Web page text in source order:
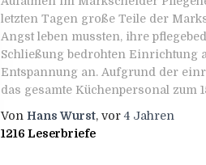
letzten Tagen große Teile der
Angst leben mussten, ihre
Schließung bedrohten Einrichtung
Entspannung an. Aufgrund der
das gesamte Küchenpersonal zum
Von Hans Wurst, vor4 Jahren
1216 Leserbriefe